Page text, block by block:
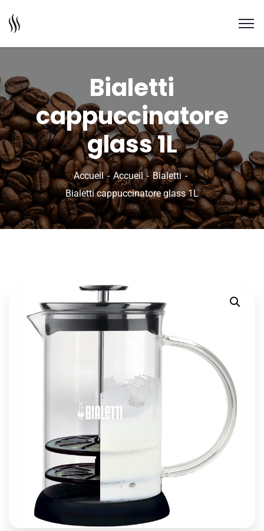
Bialetti
cappuccinatore
glass 1L
Accueil Accueil
Bialetti
Bialetti cappuccinatore glass 1L